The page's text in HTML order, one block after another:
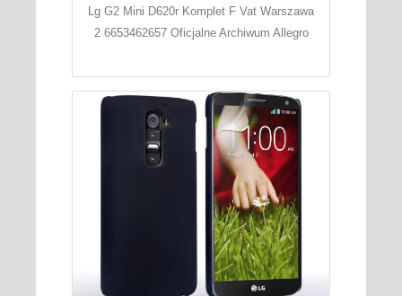
Lg G2 Mini D620r Komplet F Vat Warszawa
2 6653462657 Oficjalne Archiwum Allegro